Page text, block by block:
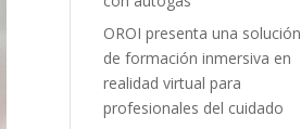
OROI presenta una solución
de formación inmersiva en
realidad virtual para
profesionales del cuidado